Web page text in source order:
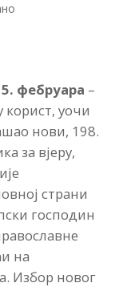
фебруара –
корист, уочи
нови, 198.
за вјеру,
страни
господин
на
Избор новог